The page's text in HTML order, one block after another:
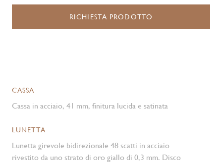
RICHIESTA PRODOTTO
CASSA
Cassa in acciaio, 41 mm, finitura lucida e satinata
LUNETTA
Lunetta girevole bidirezionale 48 scatti in acciaio
rivestito da uno strato di oro giallo di 0,3 mm. Disco